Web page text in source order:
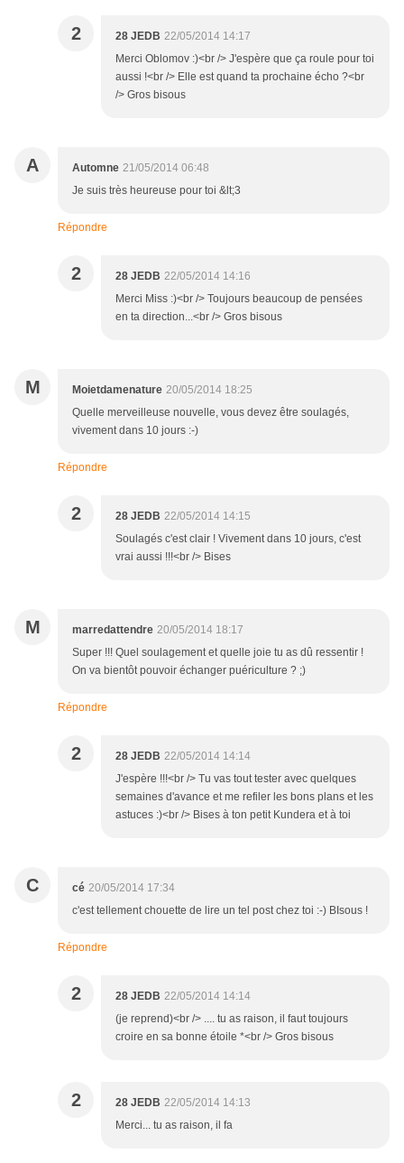
2 28 JEDB 22/05/2014 14:17
Merci Oblomov :)<br /> J'espère que ça roule pour toi
aussi !<br /> Elle est quand ta prochaine écho ?<br
/> Gros bisous
A Automne 21/05/2014 06:48
Je suis très heureuse pour toi &lt;3
Répondre
2 28 JEDB 22/05/2014 14:16
Merci Miss :)<br /> Toujours beaucoup de pensées
en ta direction...<br /> Gros bisous
M Moietdamenature 20/05/2014 18:25
Quelle merveilleuse nouvelle, vous devez être soulagés,
vivement dans 10 jours :-)
Répondre
2 28 JEDB 22/05/2014 14:15
Soulagés c'est clair ! Vivement dans 10 jours, c'est
vrai aussi !!!<br /> Bises
M marredattendre 20/05/2014 18:17
Super !!! Quel soulagement et quelle joie tu as dû ressentir !
On va bientôt pouvoir échanger puériculture ? ;)
Répondre
2 28 JEDB 22/05/2014 14:14
J'espère !!!<br /> Tu vas tout tester avec quelques
semaines d'avance et me refiler les bons plans et les
astuces :)<br /> Bises à ton petit Kundera et à toi
C cé 20/05/2014 17:34
c'est tellement chouette de lire un tel post chez toi :-) BIsous !
Répondre
2 28 JEDB 22/05/2014 14:14
(je reprend)<br /> .... tu as raison, il faut toujours
croire en sa bonne étoile *<br /> Gros bisous
2 28 JEDB 22/05/2014 14:13
Merci... tu as raison, il fa